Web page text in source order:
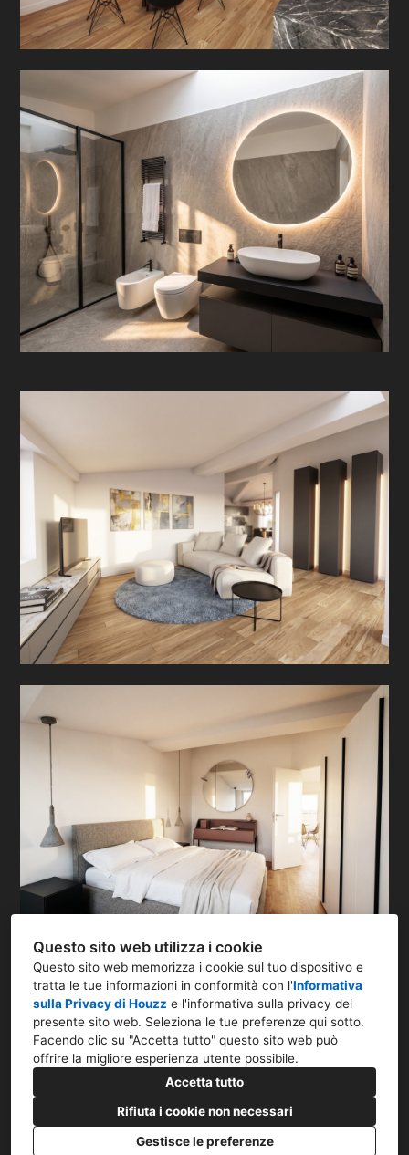
Questo sito web utilizza i cookie
Questo sito web memorizza i cookie sul tuo dispositivo e
tratta le tue informazioni in conformità con l'Informativa
sulla Privacy di Houzz e l'informativa sulla privacy del
presente sito web. Seleziona le tue preferenze qui sotto.
Facendo clic su "Accetta tutto" questo sito web può
offrire la migliore esperienza utente possibile.
Accetta tutto
Rifiuta i cookie non necessari
Gestisce le preferenze
Via Mauro Macchi, 58, 20124 Milano MI
393 953 1753